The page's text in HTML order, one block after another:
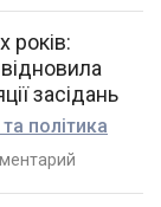
років:
засідань
політика